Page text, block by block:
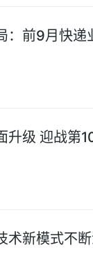
：前9月快递
升级 迎战第
术新模式不